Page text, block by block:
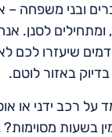
ובני משפחה
לסנן.
שיעזרו לכם
באזור לוטם.
על רכב ידני או
בשעות